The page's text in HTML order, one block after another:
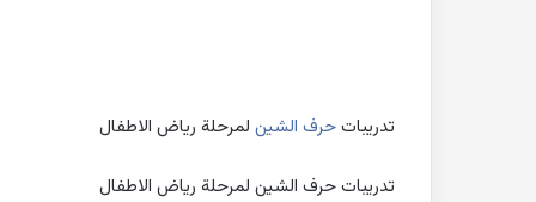
تدريباتحرف الشين لمرحلة رياض الاطفال
تدريبات حرف الشين لمرحلة رياض الاطفال